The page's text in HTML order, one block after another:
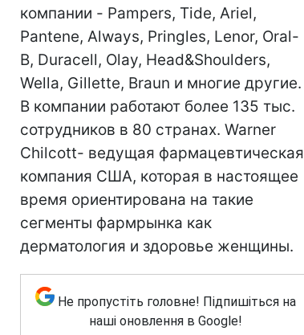
компании - Pampers, Tide, Ariel,
Pantene, Always, Pringles, Lenor, Oral-
B, Duracell, Olay, Head&Shoulders,
Wella, Gillette, Braun и многие другие.
В компании работают более 135 тыс.
сотрудников в 80 странах. Warner
Chilcott- ведущая фармацевтическая
компания США, которая в настоящее
время ориентирована на такие
сегменты фармрынка как
дерматология и здоровье женщины.
Не пропустіть головне! Підпишіться на
наші оновлення в Google!